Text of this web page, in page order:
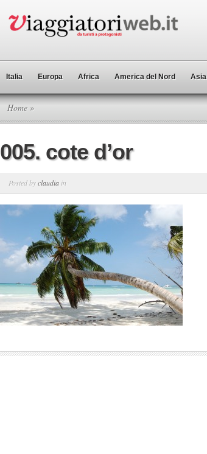
Italia Europa Africa America del Nord Asia
Home »
005. cote d’or
Posted byclaudia in